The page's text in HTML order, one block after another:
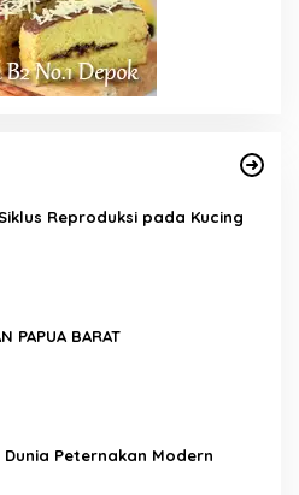
Reproduksi pada Kucing
PAPUA BARAT
Dunia Peternakan Modern